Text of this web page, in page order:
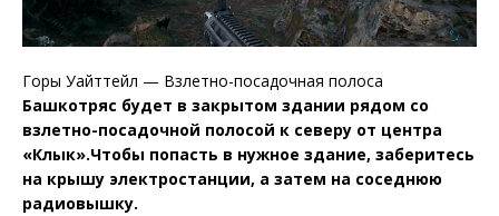
Горы Уайттейл — Взлетно-посадочная полоса
Башкотряс будет в закрытом здании рядом со
взлетно-посадочной полосой к северу от центра
«Клык».Чтобы попасть в нужное здание, заберитесь
на крышу электростанции, а затем на соседнюю
радиовышку.